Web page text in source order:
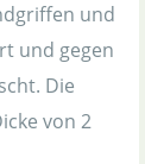
und
und gegen
Die
von 2